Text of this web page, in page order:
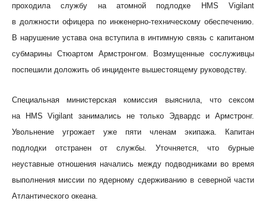
проходила службу на атомной подлодке HMS Vigilant
в должности офицера по инженерно-техническому обеспечению.
В нарушение устава она вступила в интимную связь с капитаном
субмарины Стюартом Армстронгом. Возмущенные сослуживцы
поспешили доложить об инциденте вышестоящему руководству.
Специальная министерская комиссия выяснила, что сексом
на HMS Vigilant занимались не только Эдвардс и Армстронг.
Увольнение угрожает уже пяти членам экипажа. Капитан
подлодки отстранен от службы. Уточняется, что бурные
неуставные отношения начались между подводниками во время
выполнения миссии по ядерному сдерживанию в северной части
Атлантического океана.